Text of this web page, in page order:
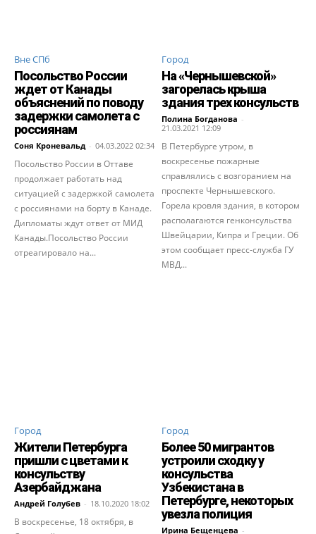
Вне СПб
Посольство России
ждет от Канады
объяснений по поводу
задержки самолета с
россиянам
Соня Кроневальд - 04.03.2022 02:34
Посольство России в Оттаве
продолжает работать над
ситуацией с задержкой самолета
с россиянами на борту в Канаде.
Дипломаты ждут ответ от МИД
Канады.Посольство России
отреагировало на...
Город
На «Чернышевской»
загорелась крыша
здания трех консульств
Полина Богданова -
21.03.2021 12:09
В Петербурге утром, в
воскресенье пожарные
справлялись с возгоранием на
проспекте Чернышевского.
Горела кровля здания, в котором
располагаются генконсульства
Швейцарии, Кипра и Греции. Об
этом сообщает пресс-служба ГУ
МВД...
Город
Жители Петербурга
пришли с цветами к
консульству
Азербайджана
Андрей Голубев - 18.10.2020 18:02
В воскресенье, 18 октября, в
Город
Более 50 мигрантов
устроили сходку у
консульства
Узбекистана в
Петербурге, некоторых
увезла полиция
Ирина Бещенцева -